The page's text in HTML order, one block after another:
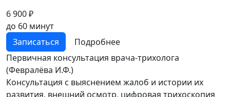
6 900 ₽
до 60 минут
Записаться
Подробнее
Первичная консультация врача-трихолога
(Февралёва И.Ф.)
Консультация с выяснением жалоб и истории их
развития, внешний осмотр, цифровая трихоскопия